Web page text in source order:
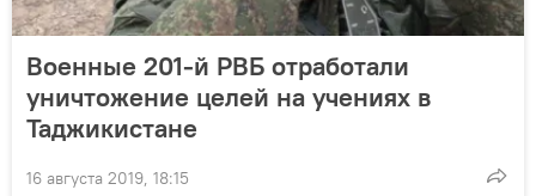
Военные 201-й РВБ отработали
уничтожение целей на учениях в
Таджикистане
16 августа 2019, 18:15